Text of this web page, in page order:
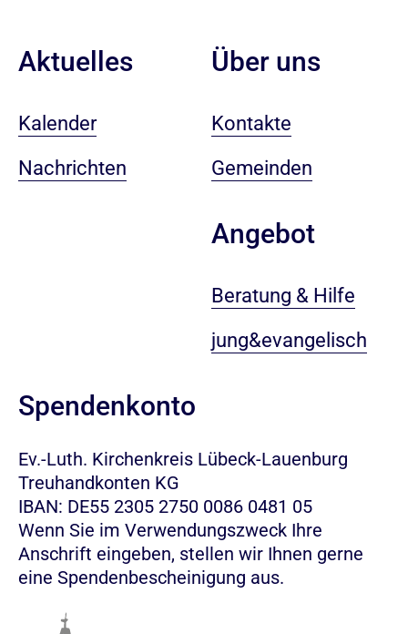
Aktuelles
Kalender
Nachrichten
Über uns
Kontakte
Gemeinden
Angebot
Beratung & Hilfe
jung&evangelisch
Spendenkonto
Ev.-Luth. Kirchenkreis Lübeck-Lauenburg
Treuhandkonten KG
IBAN: DE55 2305 2750 0086 0481 05
Wenn Sie im Verwendungszweck Ihre
Anschrift eingeben, stellen wir Ihnen gerne
eine Spendenbescheinigung aus.